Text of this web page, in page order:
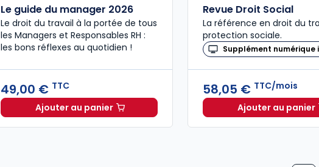
Le guide du manager 2026
Le droit du travail à la portée de tous
les Managers et Responsables RH :
les bons réflexes au quotidien !
49,00 € TTC
Ajouter au panierLe guide du manager 2026 à 49,00 € TTC
Revue Droit Social
La référence en droit du
protection sociale.
Supplément numérique
58,05 € TTC/mois
Ajouter au panier
Revue